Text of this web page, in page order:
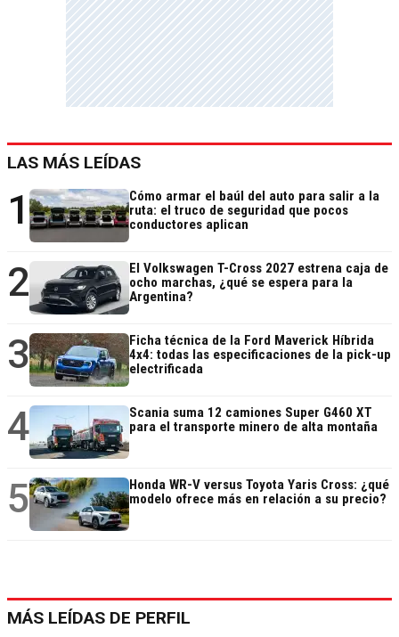
LAS MÁS LEÍDAS
1
Cómo armar el baúl del auto para salir a la
ruta: el truco de seguridad que pocos
conductores aplican
2
El Volkswagen T-Cross 2027 estrena caja de
ocho marchas, ¿qué se espera para la
Argentina?
3
Ficha técnica de la Ford Maverick Híbrida
4x4: todas las especificaciones de la pick-up
electrificada
4
Scania suma 12 camiones Super G460 XT
para el transporte minero de alta montaña
5
Honda WR-V versus Toyota Yaris Cross: ¿qué
modelo ofrece más en relación a su precio?
MÁS LEÍDAS DE PERFIL